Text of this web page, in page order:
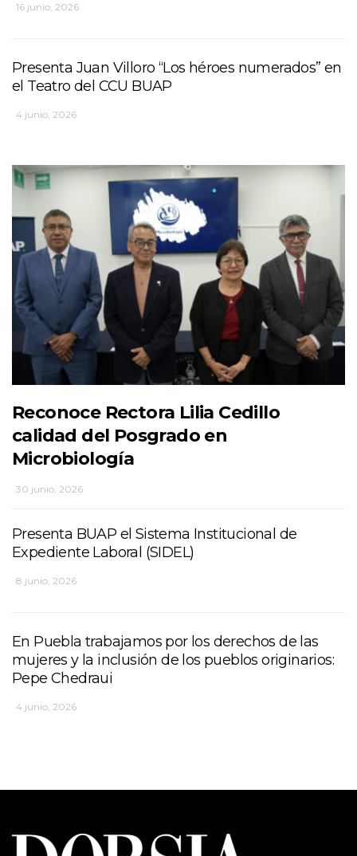
16 junio, 2026
Presenta Juan Villoro “Los héroes numerados” en
el Teatro del CCU BUAP
4 junio, 2026
Reconoce Rectora Lilia Cedillo
calidad del Posgrado en
Microbiología
30 junio, 2026
Presenta BUAP el Sistema Institucional de
Expediente Laboral (SIDEL)
8 junio, 2026
En Puebla trabajamos por los derechos de las
mujeres y la inclusión de los pueblos originarios:
Pepe Chedraui
4 junio, 2026